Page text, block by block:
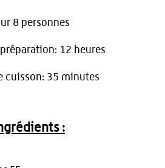
8 personnes
préparation: 12 heures
cuisson: 35 minutes
: